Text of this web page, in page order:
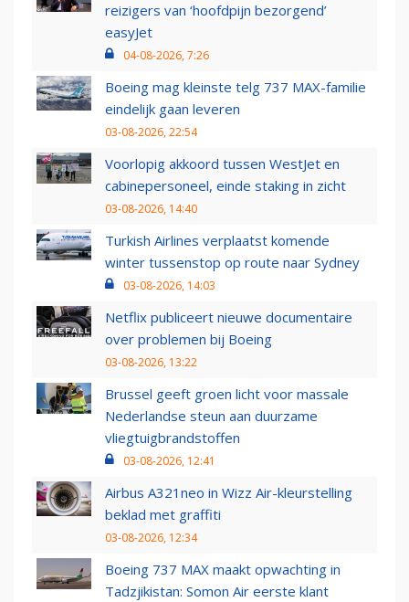
reizigers van ‘hoofdpijn bezorgend’
easyJet
04-08-2026, 7:26
Boeing mag kleinste telg 737 MAX-familie
eindelijk gaan leveren
03-08-2026, 22:54
Voorlopig akkoord tussen WestJet en
cabinepersoneel, einde staking in zicht
03-08-2026, 14:40
Turkish Airlines verplaatst komende
winter tussenstop op route naar Sydney
03-08-2026, 14:03
Netflix publiceert nieuwe documentaire
over problemen bij Boeing
03-08-2026, 13:22
Brussel geeft groen licht voor massale
Nederlandse steun aan duurzame
vliegtuigbrandstoffen
03-08-2026, 12:41
Airbus A321neo in Wizz Air-kleurstelling
beklad met graffiti
03-08-2026, 12:34
Boeing 737 MAX maakt opwachting in
Tadzjikistan: Somon Air eerste klant